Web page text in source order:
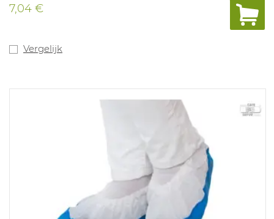
7,04 €
Vergelijk